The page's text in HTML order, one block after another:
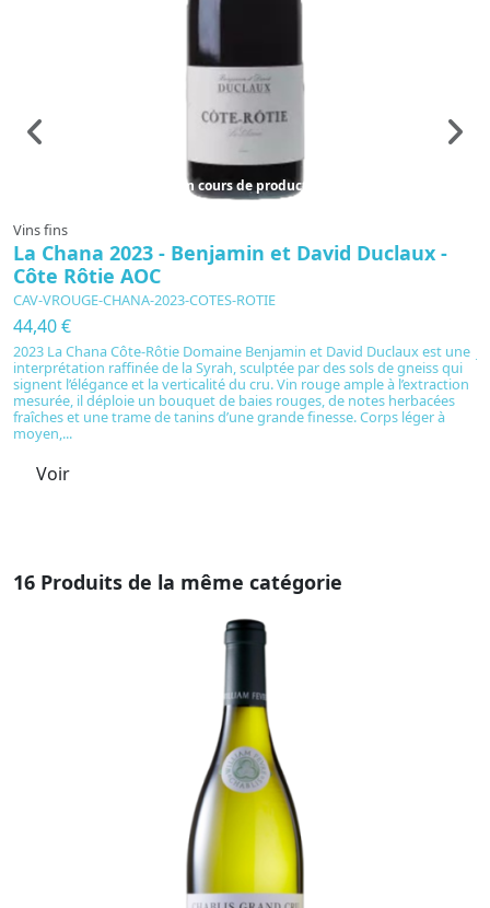
En cours de production
Vins fins
La Chana 2023 - Benjamin et David Duclaux -
Côte Rôtie AOC
CAV-VROUGE-CHANA-2023-COTES-ROTIE
44,40 €
2023 La Chana Côte-Rôtie Domaine Benjamin et David Duclaux est une
interprétation raffinée de la Syrah, sculptée par des sols de gneiss qui
signent l’élégance et la verticalité du cru. Vin rouge ample à l’extraction
mesurée, il déploie un bouquet de baies rouges, de notes herbacées
fraîches et une trame de tanins d’une grande finesse. Corps léger à
moyen,...
Voir
16 Produits de la même catégorie